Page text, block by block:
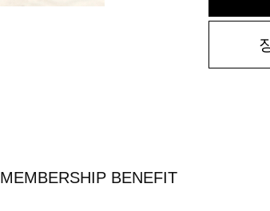
MEMBERSHIP BENEFIT